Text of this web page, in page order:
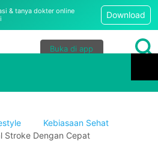
& tanya dokter online
Download
Buka di app
Kebiasaan Sehat
Stroke Dengan Cepat